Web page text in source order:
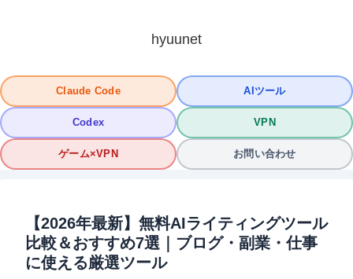
hyuunet
Claude Code AIツール
Codex VPN
ゲーム×VPN お問い合わせ
【2026年最新】無料AIライティングツール
比較＆おすすめ7選｜ブログ・副業・仕事
に使える厳選ツール